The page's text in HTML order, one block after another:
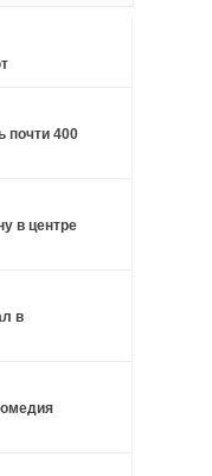
почти 400
в центре
в